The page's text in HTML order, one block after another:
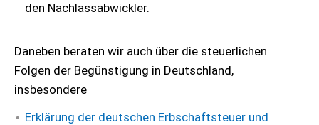
den Nachlassabwickler.
Daneben beraten wir auch über die steuerlichen
Folgen der Begünstigung in Deutschland,
insbesondere
Erklärung der deutschen Erbschaftsteuer und